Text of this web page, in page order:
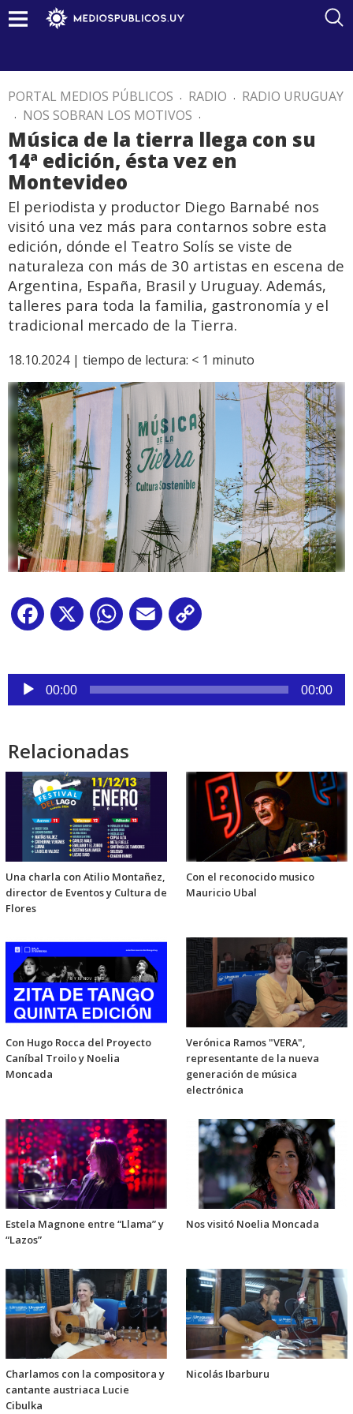
PORTAL MEDIOS PÚBLICOS . RADIO . RADIO URUGUAY
. NOS SOBRAN LOS MOTIVOS .
Música de la tierra llega con su
14ª edición, ésta vez en
Montevideo
El periodista y productor Diego Barnabé nos
visitó una vez más para contarnos sobre esta
edición, dónde el Teatro Solís se viste de
naturaleza con más de 30 artistas en escena de
Argentina, España, Brasil y Uruguay. Además,
talleres para toda la familia, gastronomía y el
tradicional mercado de la Tierra.
18.10.2024 | tiempo de lectura: < 1 minuto
Facebook
X WhatsApp
Email
Reproductor
de
00:00 00:00
Relacionadas
Una charla con Atilio Montañez,
director de Eventos y Cultura de
Flores
Con el reconocido musico
Mauricio Ubal
Con Hugo Rocca del Proyecto
Caníbal Troilo y Noelia
Moncada
Verónica Ramos "VERA",
representante de la nueva
generación de música
electrónica
Estela Magnone entre “Llama” y
“Lazos”
Nos visitó Noelia Moncada
Charlamos con la compositora y
cantante austriaca Lucie
Cibulka
Nicolás Ibarburu